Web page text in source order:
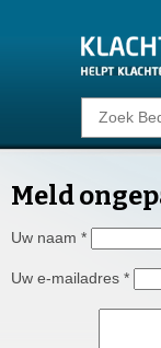
Klacht
Meld
Uw naam *
Uw e-mailadres *